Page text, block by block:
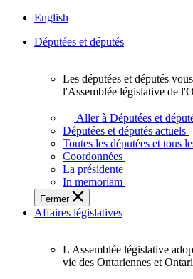
English
Députées et députés
députés
vous
représentent
sein
de
l'Assemblée
législative
l'Ontario.
Les députées et députés
l'Assemblée législative de
Aller à Députées et
Députées et députés actuels
Toutes les députées et tous
Coordonnées
La présidente
In memoriam
Fermer
Affaires législatives
L'Assemblée
L'Assemblée législative
vie des Ontariennes et